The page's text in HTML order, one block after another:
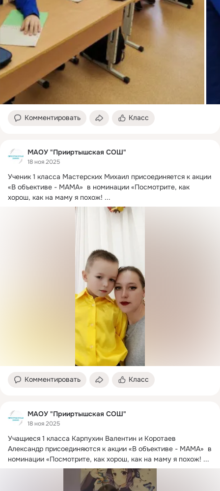
Комментировать Класс
МАОУ "Прииртышская СОШ"
18 ноя 2025
Ученик 1 класса Мастерских Михаил присоединяется к акции
«В объективе - МАМА»  в номинации «Посмотрите, как
хорош, как на маму я похож! ...
Комментировать Класс
МАОУ "Прииртышская СОШ"
18 ноя 2025
Учащиеся 1 класса Карпухин Валентин и Коротаев
Александр присоединяются к акции «В объективе - МАМА»  в
номинации «Посмотрите, как хорош, как на маму я похож! ...